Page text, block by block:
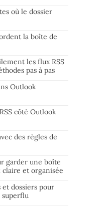
où le dossier
la boîte de
les flux RSS
pas à pas
Outlook
côté Outlook
des règles de
garder une boîte
et organisée
dossiers pour
superflu